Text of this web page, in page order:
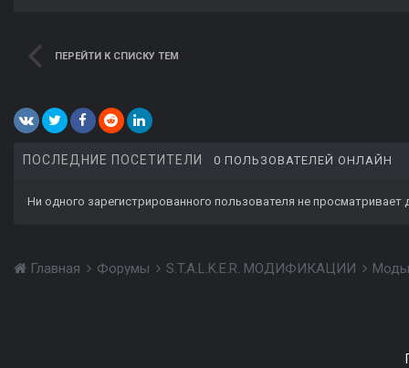
ПЕРЕЙТИ К СПИСКУ ТЕМ
ПОСЛЕДНИЕ ПОСЕТИТЕЛИ 0 ПОЛЬЗОВАТЕЛЕЙ ОНЛАЙН
Ни одного зарегистрированного пользователя не просматривает
Главная Форумы S.T.A.L.K.E.R. МОДИФИКАЦИИ